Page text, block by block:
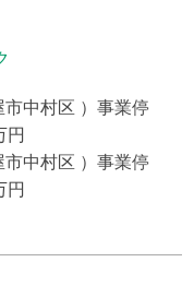
市中村区 ）事業停
円
市中村区 ）事業停
円